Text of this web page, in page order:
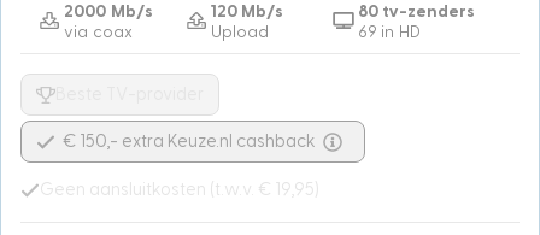
2000 Mb/s
via coax
120 Mb/s
Upload
80 tv-zenders
69 in HD
€ 150,- extra Keuze.nl cashback
Geen aansluitkosten (t.w.v. € 19,95)